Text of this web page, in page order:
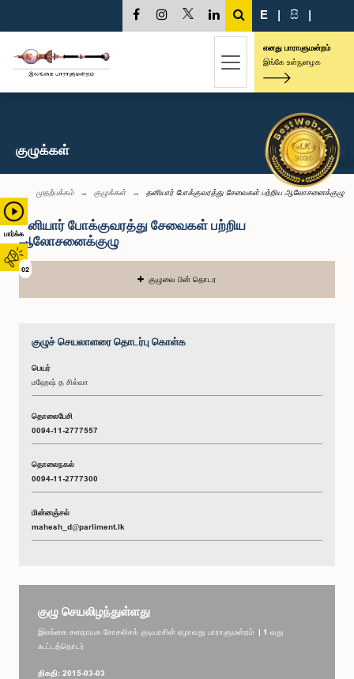
பார்க்க
02
E | සි |
எனது பாராளுமன்றம்
இங்கே உள்நுழைக
குழுக்கள்
முதற்பக்கம் குழுக்கள் தனியார் போக்குவரத்து சேவைகள் பற்றிய ஆலோசனைக்குழு
தனியார் போக்குவரத்து சேவைகள் பற்றிய
ஆலோசனைக்குழு
குழுவை பின் தொடர
குழுச் செயலாளரை தொடர்பு கொள்க
பெயர்
மஹேஷ் த சில்வா
தொலைபேசி
0094-11-2777557
தொலைநகல்
0094-11-2777300
மின்னஞ்சல்
mahesh_d@parliment.lk
குழு செயலிழந்துள்ளது
இலங்கை சனநாயக சோசலிசக் குடியரசின் ஏழாவது பாராளுமன்றம் | 1 வது
கூட்டத்தொடர்
திகதி: 2015-03-03